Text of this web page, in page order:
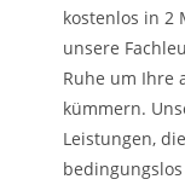
kostenlos in 2
unsere
Ruhe um Ihre
kümmern.
Leistungen,